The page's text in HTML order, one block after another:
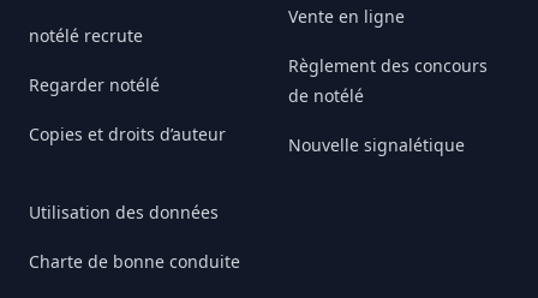
notélé recrute
Regarder notélé
Copies et droits d’auteur
Utilisation des données
Charte de bonne conduite
Vente en ligne
Règlement des concours
de notélé
Nouvelle signalétique